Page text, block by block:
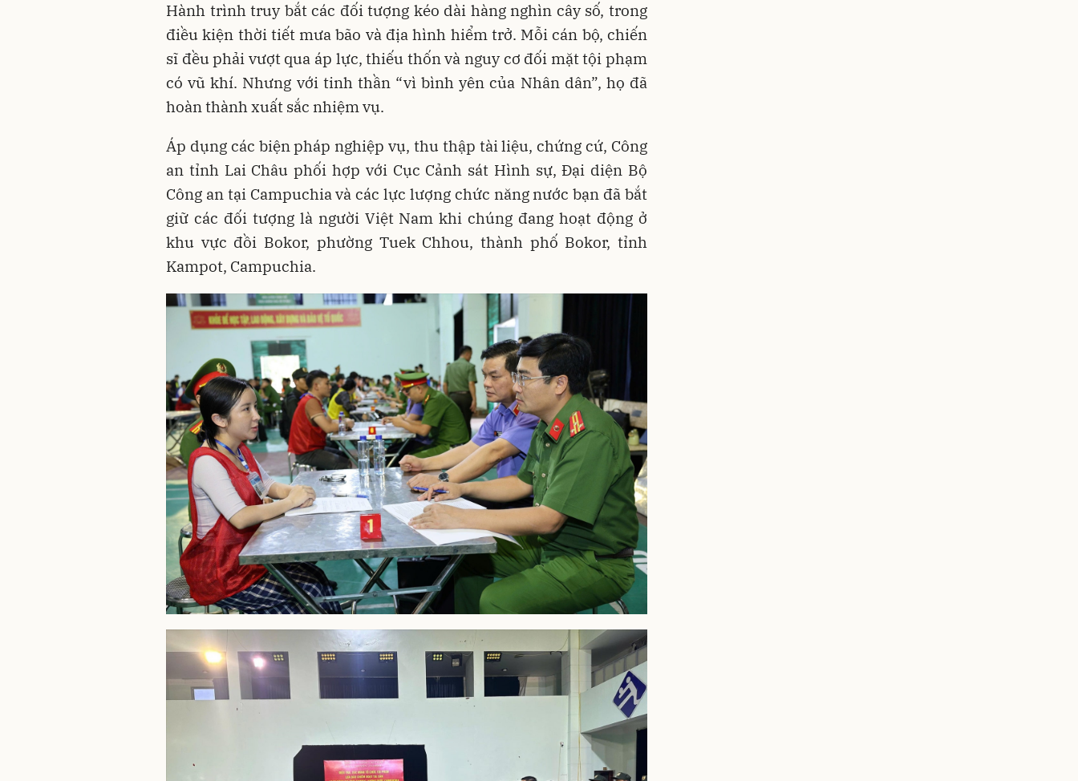
Hành trình truy bắt các đối tượng kéo dài hàng nghìn cây số, trong
điều kiện thời tiết mưa bão và địa hình hiểm trở. Mỗi cán bộ, chiến
sĩ đều phải vượt qua áp lực, thiếu thốn và nguy cơ đối mặt tội phạm
có vũ khí. Nhưng với tinh thần “vì bình yên của Nhân dân”, họ đã
hoàn thành xuất sắc nhiệm vụ.
Áp dụng các biện pháp nghiệp vụ, thu thập tài liệu, chứng cứ, Công
an tỉnh Lai Châu phối hợp với Cục Cảnh sát Hình sự, Đại diện Bộ
Công an tại Campuchia và các lực lượng chức năng nước bạn đã bắt
giữ các đối tượng là người Việt Nam khi chúng đang hoạt động ở
khu vực đồi Bokor, phường Tuek Chhou, thành phố Bokor, tỉnh
Kampot, Campuchia.